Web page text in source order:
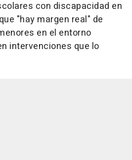
con discapacidad en
"hay margen real" de
en el entorno
intervenciones que lo